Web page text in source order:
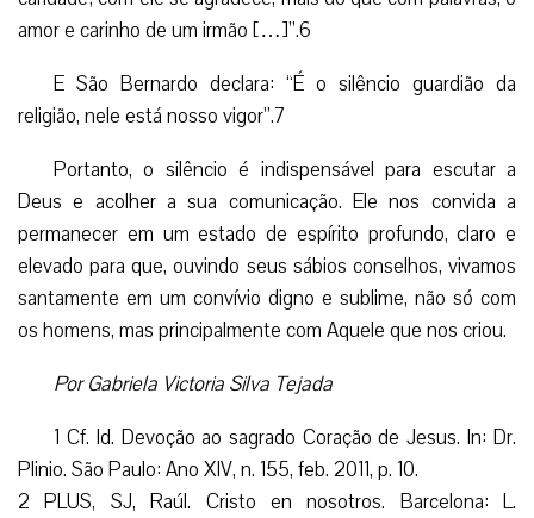
amor e carinho de um irmão […]”.6
E São Bernardo declara: “É o silêncio guardião da
religião, nele está nosso vigor”.7
Portanto, o silêncio é indispensável para escutar a
Deus e acolher a sua comunicação. Ele nos convida a
permanecer em um estado de espírito profundo, claro e
elevado para que, ouvindo seus sábios conselhos, vivamos
santamente em um convívio digno e sublime, não só com
os homens, mas principalmente com Aquele que nos criou.
Por Gabriela Victoria Silva Tejada
1 Cf. Id. Devoção ao sagrado Coração de Jesus. In: Dr.
Plinio. São Paulo: Ano XIV, n. 155, feb. 2011, p. 10.
2 PLUS, SJ, Raúl. Cristo en nosotros. Barcelona: L.